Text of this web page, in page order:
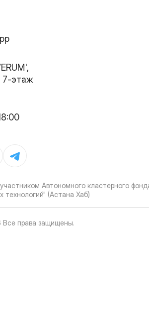
7-этаж
Автономного кластерного
технологий" (Астана Хаб)
Все права защищены.